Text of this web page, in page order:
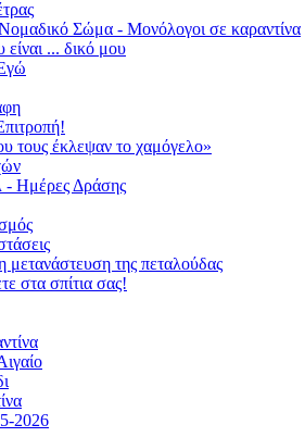
Σώμα - Μονόλογοι σε καραντίνα
... δικό μου
τους έκλεψαν το χαμόγελο»
- Ημέρες Δράσης
της πεταλούδας
στα σπίτια σας!
2026